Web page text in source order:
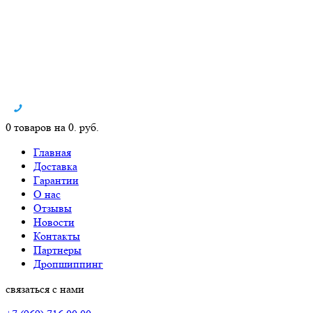
0 товаров на 0. руб.
Главная
Доставка
Гарантии
О нас
Отзывы
Новости
Контакты
Партнеры
Дропшиппинг
связаться с нами